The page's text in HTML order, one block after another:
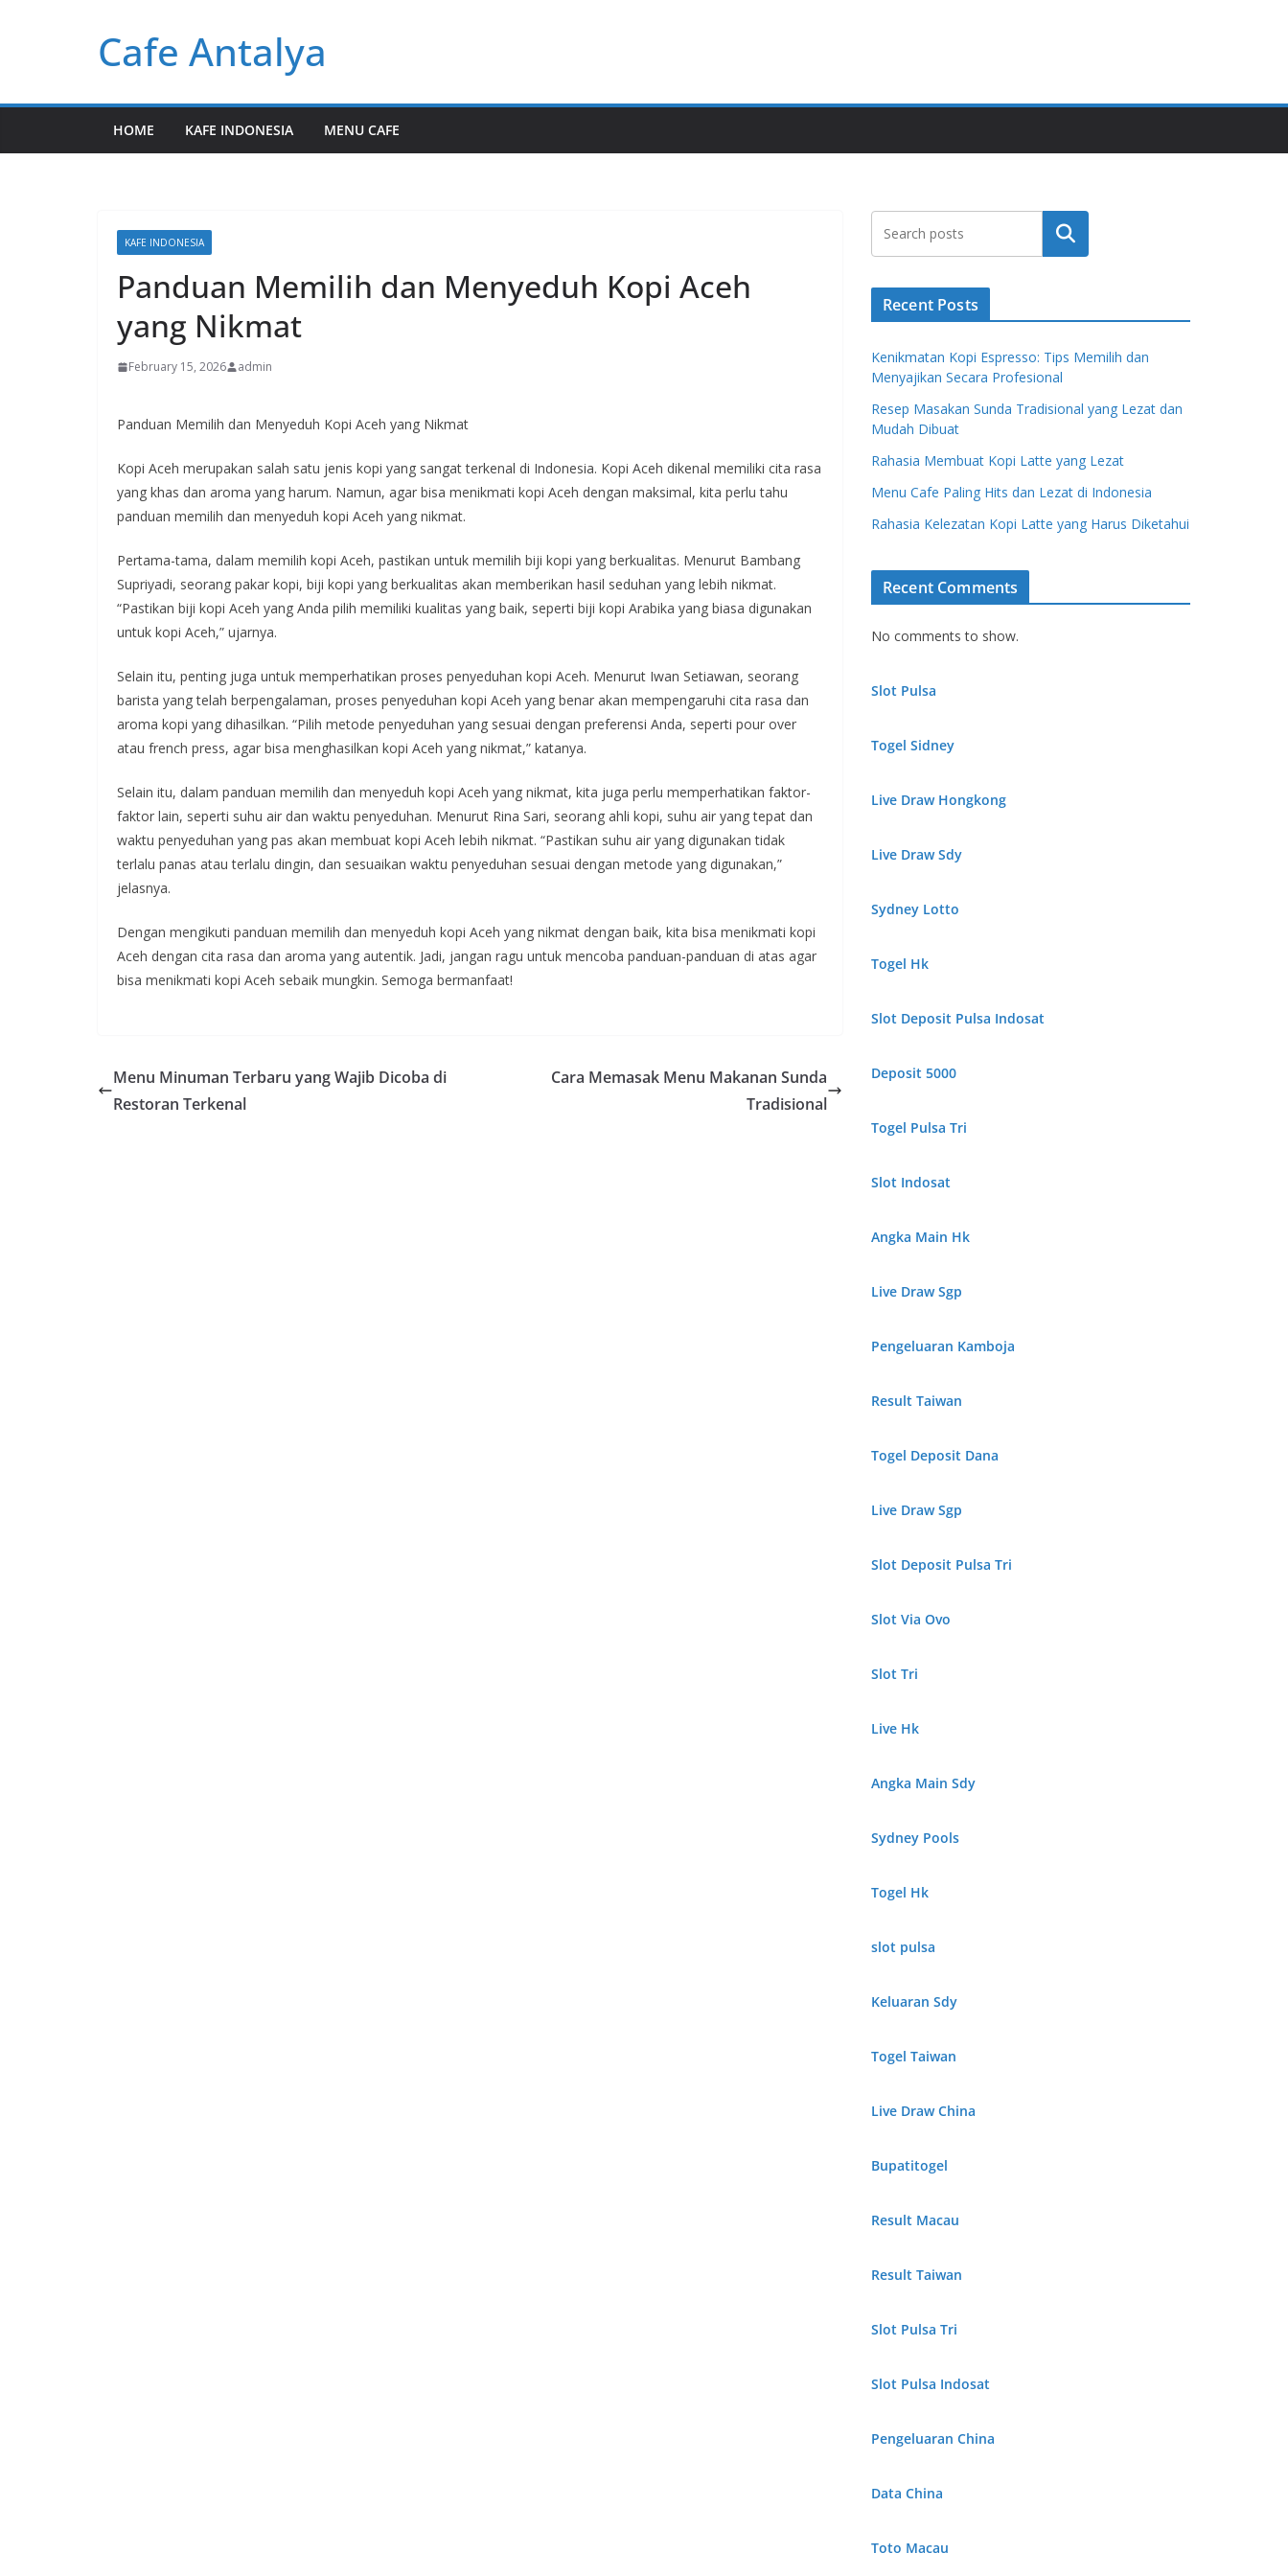
Cafe Antalya
HOME KAFE INDONESIA MENU CAFE
KAFE INDONESIA
Panduan Memilih dan Menyeduh Kopi Aceh
yang Nikmat
February 15, 2026 admin
Panduan Memilih dan Menyeduh Kopi Aceh yang Nikmat
Kopi Aceh merupakan salah satu jenis kopi yang sangat terkenal di Indonesia. Kopi Aceh dikenal memiliki cita rasa
yang khas dan aroma yang harum. Namun, agar bisa menikmati kopi Aceh dengan maksimal, kita perlu tahu
panduan memilih dan menyeduh kopi Aceh yang nikmat.
Pertama-tama, dalam memilih kopi Aceh, pastikan untuk memilih biji kopi yang berkualitas. Menurut Bambang
Supriyadi, seorang pakar kopi, biji kopi yang berkualitas akan memberikan hasil seduhan yang lebih nikmat.
“Pastikan biji kopi Aceh yang Anda pilih memiliki kualitas yang baik, seperti biji kopi Arabika yang biasa digunakan
untuk kopi Aceh,” ujarnya.
Selain itu, penting juga untuk memperhatikan proses penyeduhan kopi Aceh. Menurut Iwan Setiawan, seorang
barista yang telah berpengalaman, proses penyeduhan kopi Aceh yang benar akan mempengaruhi cita rasa dan
aroma kopi yang dihasilkan. “Pilih metode penyeduhan yang sesuai dengan preferensi Anda, seperti pour over
atau french press, agar bisa menghasilkan kopi Aceh yang nikmat,” katanya.
Selain itu, dalam panduan memilih dan menyeduh kopi Aceh yang nikmat, kita juga perlu memperhatikan faktor-
faktor lain, seperti suhu air dan waktu penyeduhan. Menurut Rina Sari, seorang ahli kopi, suhu air yang tepat dan
waktu penyeduhan yang pas akan membuat kopi Aceh lebih nikmat. “Pastikan suhu air yang digunakan tidak
terlalu panas atau terlalu dingin, dan sesuaikan waktu penyeduhan sesuai dengan metode yang digunakan,”
jelasnya.
Dengan mengikuti panduan memilih dan menyeduh kopi Aceh yang nikmat dengan baik, kita bisa menikmati kopi
Aceh dengan cita rasa dan aroma yang autentik. Jadi, jangan ragu untuk mencoba panduan-panduan di atas agar
bisa menikmati kopi Aceh sebaik mungkin. Semoga bermanfaat!
Menu Minuman Terbaru yang Wajib Dicoba di
Restoran Terkenal
Cara Memasak Menu Makanan Sunda
Tradisional
Search
Recent Posts
Kenikmatan Kopi Espresso: Tips Memilih dan
Menyajikan Secara Profesional
Resep Masakan Sunda Tradisional yang Lezat dan
Mudah Dibuat
Rahasia Membuat Kopi Latte yang Lezat
Menu Cafe Paling Hits dan Lezat di Indonesia
Rahasia Kelezatan Kopi Latte yang Harus Diketahui
Recent Comments
No comments to show.
Slot Pulsa
Togel Sidney
Live Draw Hongkong
Live Draw Sdy
Sydney Lotto
Togel Hk
Slot Deposit Pulsa Indosat
Deposit 5000
Togel Pulsa Tri
Slot Indosat
Angka Main Hk
Live Draw Sgp
Pengeluaran Kamboja
Result Taiwan
Togel Deposit Dana
Live Draw Sgp
Slot Deposit Pulsa Tri
Slot Via Ovo
Slot Tri
Live Hk
Angka Main Sdy
Sydney Pools
Togel Hk
slot pulsa
Keluaran Sdy
Togel Taiwan
Live Draw China
Bupatitogel
Result Macau
Result Taiwan
Slot Pulsa Tri
Slot Pulsa Indosat
Pengeluaran China
Data China
Toto Macau